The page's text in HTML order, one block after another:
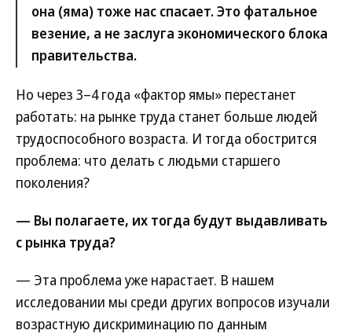
она (яма) тоже нас спасает. Это фатальное
везение, а не заслуга экономического блока
правительства.
Но через 3–4 года «фактор ямы» перестанет
работать: на рынке труда станет больше людей
трудоспособного возраста. И тогда обострится
проблема: что делать с людьми старшего
поколения?
— Вы полагаете, их тогда будут выдавливать
с рынка труда?
— Эта проблема уже нарастает. В нашем
исследовании мы среди других вопросов изучали
возрастную дискриминацию по данным